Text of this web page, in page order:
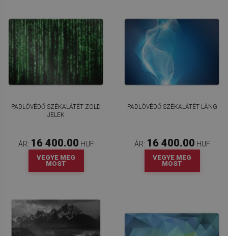
PADLÓVÉDŐ SZÉKALÁTÉT ZÖLD
JELEK
ÁR: 16 400.00 HUF
VEGYE MEG
MOST
PADLÓVÉDŐ SZÉKALÁTÉT LÁNG
ÁR: 16 400.00 HUF
VEGYE MEG
MOST